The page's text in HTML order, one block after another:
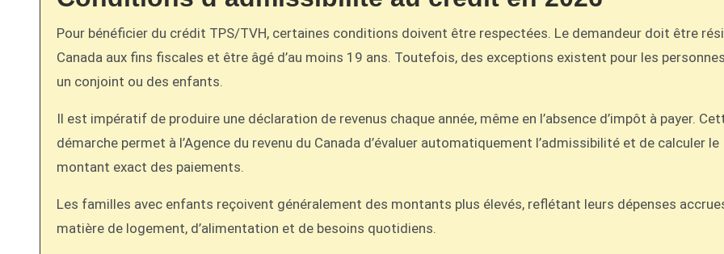
Pour bénéficier du crédit TPS/TVH, certaines conditions doivent être respectées. Le demandeur doit être
Canada aux fins fiscales et être âgé d’au moins 19 ans. Toutefois, des exceptions existent pour les
un conjoint ou des enfants.
Il est impératif de produire une déclaration de revenus chaque année, même en l’absence d’impôt à payer.
démarche permet à l’Agence du revenu du Canada d’évaluer automatiquement l’admissibilité et de calculer le
montant exact des paiements.
Les familles avec enfants reçoivent généralement des montants plus élevés, reflétant leurs dépenses
matière de logement, d’alimentation et de besoins quotidiens.